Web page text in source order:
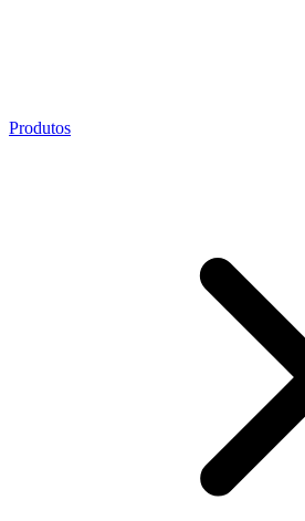
Produtos